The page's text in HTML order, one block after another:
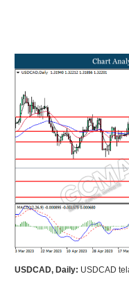
USDCAD, Daily: USDCAD